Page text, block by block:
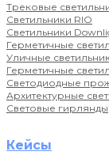
Трековые
Светильники RIO
Светильники
Герметичные
Уличные
Герметичные
Светодиодные
Архитектурные
Световые гирлянды
Кейсы